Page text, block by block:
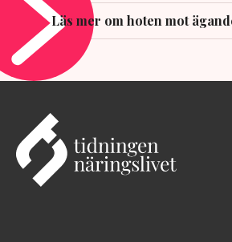
Läs mer om hoten mot